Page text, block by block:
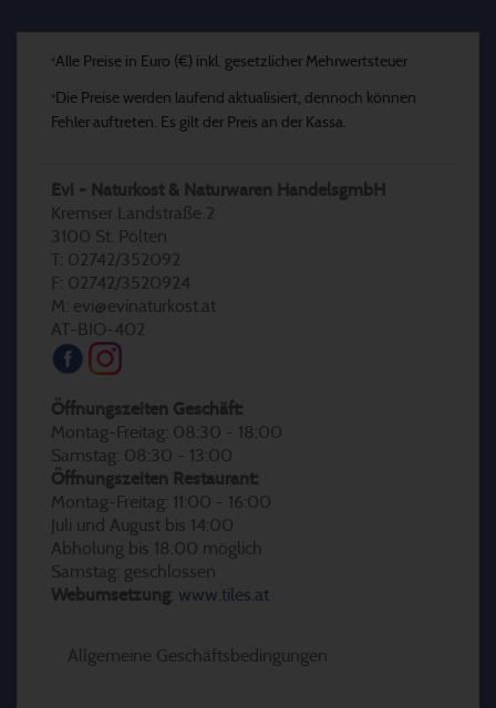
*Alle Preise in Euro (€) inkl. gesetzlicher Mehrwertsteuer
* Die Preise werden laufend aktualisiert, dennoch können
Fehler auftreten. Es gilt der Preis an der Kassa.
Evi - Naturkost & Naturwaren HandelsgmbH
Kremser Landstraße 2
3100 St. Pölten
T: 02742/352092
F: 02742/3520924
M: evi@evinaturkost.at
AT-BIO-402
Öffnungszeiten Geschäft:
Montag-Freitag: 08:30 - 18:00
Samstag: 08:30 - 13:00
Öffnungszeiten Restaurant:
Montag-Freitag: 11:00 - 16:00
Juli und August bis 14:00
Abholung bis 18:00 möglich
Samstag: geschlossen
Webumsetzung: www.tiles.at
Allgemeine Geschäftsbedingungen